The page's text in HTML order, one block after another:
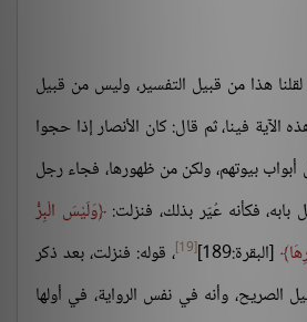
هذا من قبيل التفسير، وليس من قبيل
الآية فينا، ثم قال: كان الأنصار إذا حجوا
بيوتهم، ولكن من ظهورها، فجاء رجل
فكأنه عُيّر بذلك، فنزلت: وَلَيْسَ الْبِرُّ
[البقرة:189] [19]
، قوله: فنزلت، بعد ذكر
الصريح، وأنه في نفس الرواية، في أولها